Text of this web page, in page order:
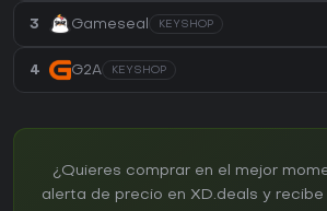
3 Gameseal KEYSHOP
4 G2A KEYSHOP
¿Quieres comprar en el mejor
alerta de precio en XD.deals y